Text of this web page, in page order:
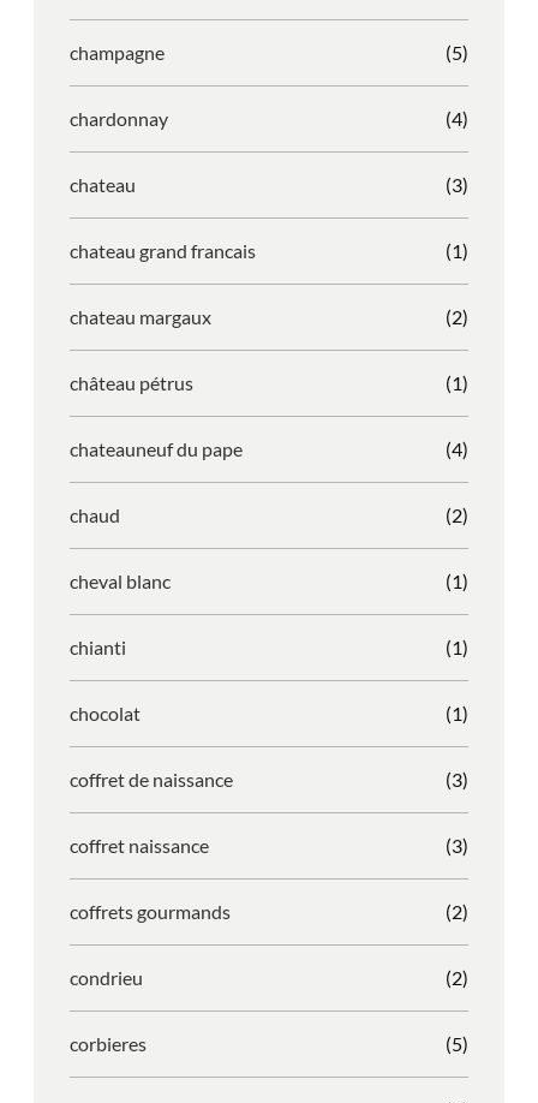
champagne (5)
chardonnay (4)
chateau (3)
chateau grand francais (1)
chateau margaux (2)
château pétrus (1)
chateauneuf du pape (4)
chaud (2)
cheval blanc (1)
chianti (1)
chocolat (1)
coffret de naissance (3)
coffret naissance (3)
coffrets gourmands (2)
condrieu (2)
corbieres (5)